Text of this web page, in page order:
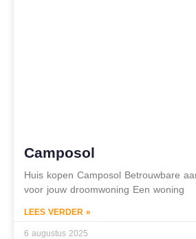
Camposol
Huis kopen Camposol Betrouwbare
voor jouw droomwoning Een woning
LEES VERDER »
6 augustus 2025